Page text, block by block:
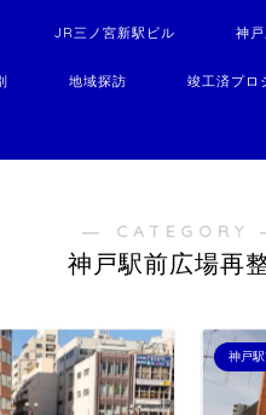
JR三ノ宮新駅ビル 神
地域探訪 竣工済プロ
― CATEGORY
神戸駅前広場再
神戸